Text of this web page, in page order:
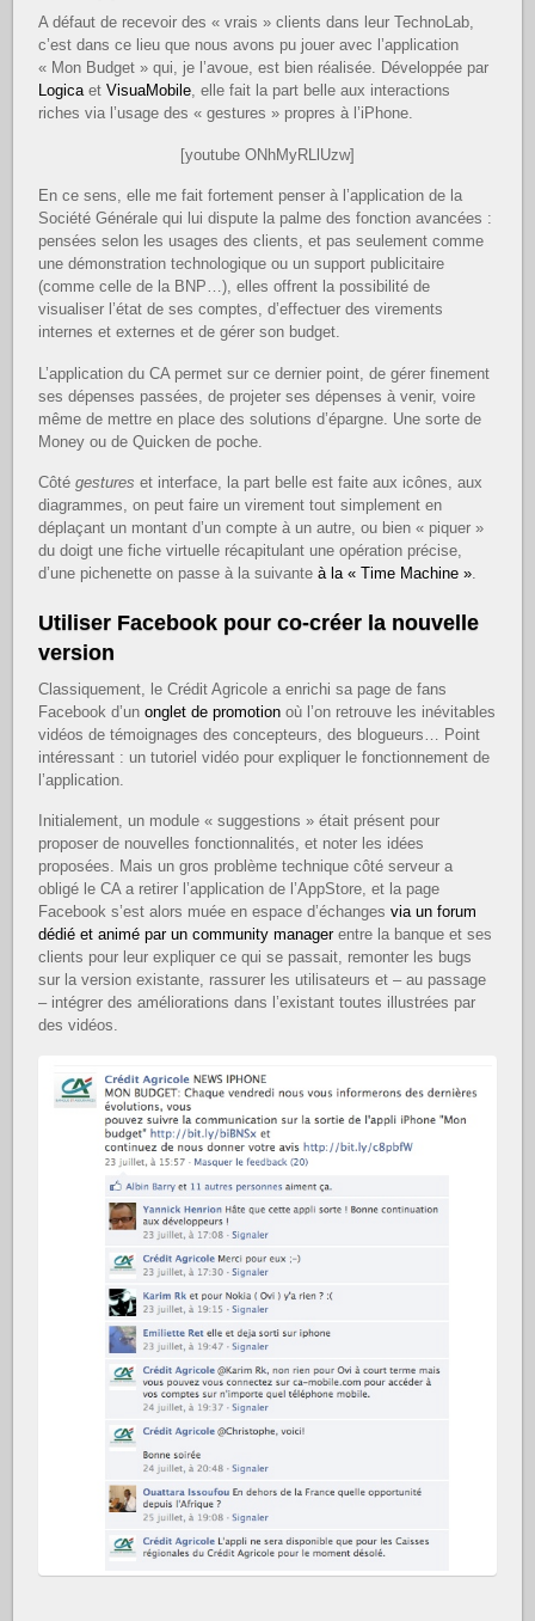
A défaut de recevoir des « vrais » clients dans leur TechnoLab,
c’est dans ce lieu que nous avons pu jouer avec l’application
« Mon Budget » qui, je l’avoue, est bien réalisée. Développée par
LogicaetVisuaMobile, elle fait la part belle aux interactions
riches via l’usage des « gestures » propres à l’iPhone.
[youtube ONhMyRLlUzw]
En ce sens, elle me fait fortement penser à l’application de la
Société Générale qui lui dispute la palme des fonction avancées :
pensées selon les usages des clients, et pas seulement comme
une démonstration technologique ou un support publicitaire
(comme celle de la BNP…), elles offrent la possibilité de
visualiser l’état de ses comptes, d’effectuer des virements
internes et externes et de gérer son budget.
L’application du CA permet sur ce dernier point, de gérer finement
ses dépenses passées, de projeter ses dépenses à venir, voire
même de mettre en place des solutions d’épargne. Une sorte de
Money ou de Quicken de poche.
Côtégestures et interface, la part belle est faite aux icônes, aux
diagrammes, on peut faire un virement tout simplement en
déplaçant un montant d’un compte à un autre, ou bien « piquer »
du doigt une fiche virtuelle récapitulant une opération précise,
d’une pichenette on passe à la suivanteà la « Time Machine ».
Utiliser Facebook pour co-créer la nouvelle
version
Classiquement, le Crédit Agricole a enrichi sa page de fans
Facebook d’unonglet de promotion où l’on retrouve les inévitables
vidéos de témoignages des concepteurs, des blogueurs… Point
intéressant : un tutoriel vidéo pour expliquer le fonctionnement de
l’application.
Initialement, un module « suggestions » était présent pour
proposer de nouvelles fonctionnalités, et noter les idées
proposées. Mais un gros problème technique côté serveur a
obligé le CA a retirer l’application de l’AppStore, et la page
Facebook s’est alors muée en espace d’échangesvia un forum
dédié et animé par un community managerentre la banque et ses
clients pour leur expliquer ce qui se passait, remonter les bugs
sur la version existante, rassurer les utilisateurs et – au passage
– intégrer des améliorations dans l’existant toutes illustrées par
des vidéos.